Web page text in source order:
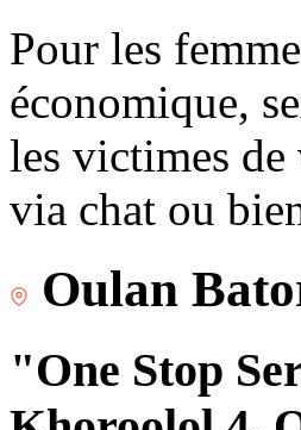
Pour les
économique,
les victimes de
via chat ou
Oulan
"One Stop